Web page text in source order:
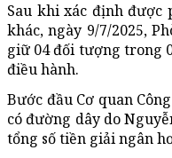
Sau khi xác định được
khác, ngày 9/7/2025,
giữ 04 đối tượng trong
điều hành.
Bước đầu Cơ quan
có đường dây do
tổng số tiền giải ngân